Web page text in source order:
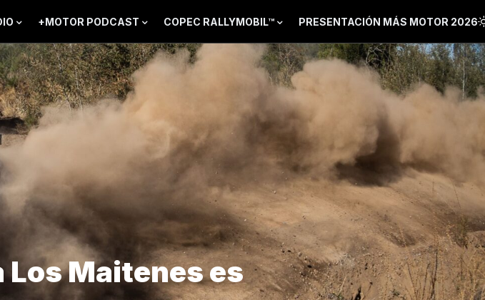
+MOTOR PODCAST COPEC RALLYMOBIL™ PRESENTACIÓN MÁS MOTOR 2026
Maitenes es